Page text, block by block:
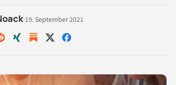
·19. September 2021
Auf Auf Auf